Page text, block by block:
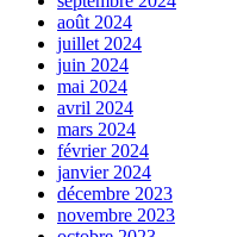
août 2024
juillet 2024
juin 2024
mai 2024
avril 2024
mars 2024
février 2024
janvier 2024
décembre 2023
novembre 2023